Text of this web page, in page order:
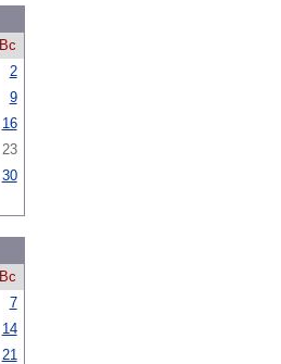
Вс
2
9
16
23
30
Вс
7
14
21